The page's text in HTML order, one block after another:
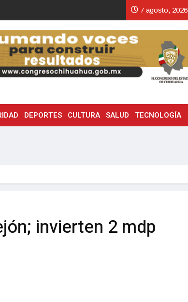
7 agosto, 2026
DEPORTES CULTURA SALUD TECNOLOGÍA
invierten 2 mdp